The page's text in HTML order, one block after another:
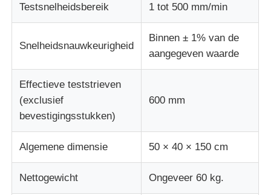
Testsnelheidsbereik 1 tot 500 mm/min
Snelheidsnauwkeurigheid
Binnen ± 1% van de
aangegeven waarde
Effectieve teststrieven
(exclusief
bevestigingsstukken)
600 mm
Algemene dimensie 50 × 40 × 150 cm
Nettogewicht Ongeveer 60 kg.